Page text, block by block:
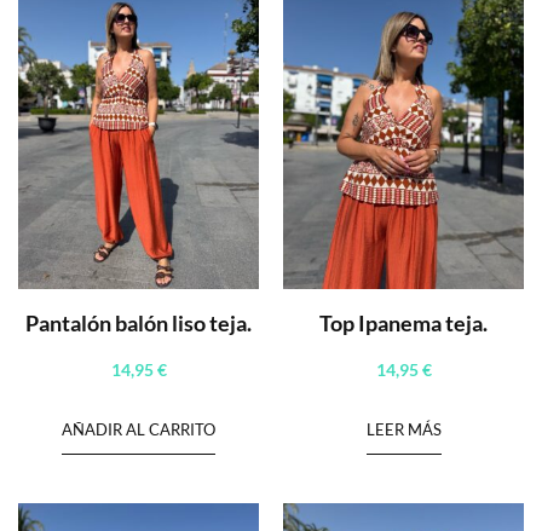
Pantalón balón liso teja.
14,95€
AÑADIR AL CARRITO
Top Ipanema teja.
14,95€
LEER MÁS